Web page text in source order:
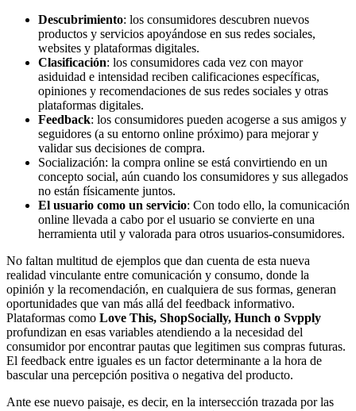
Descubrimiento: los consumidores descubren nuevos
productos y servicios apoyándose en sus redes sociales,
websites y plataformas digitales.
Clasificación: los consumidores cada vez con mayor
asiduidad e intensidad reciben calificaciones específicas,
opiniones y recomendaciones de sus redes sociales y otras
plataformas digitales.
Feedback: los consumidores pueden acogerse a sus amigos y
seguidores (a su entorno online próximo) para mejorar y
validar sus decisiones de compra.
Socialización: la compra online se está convirtiendo en un
concepto social, aún cuando los consumidores y sus allegados
no están físicamente juntos.
El usuario como un servicio: Con todo ello, la comunicación
online llevada a cabo por el usuario se convierte en una
herramienta util y valorada para otros usuarios-consumidores.
No faltan multitud de ejemplos que dan cuenta de esta nueva
realidad vinculante entre comunicación y consumo, donde la
opinión y la recomendación, en cualquiera de sus formas, generan
oportunidades que van más allá del feedback informativo.
Plataformas como Love This, ShopSocially, Hunch o Svpply
profundizan en esas variables atendiendo a la necesidad del
consumidor por encontrar pautas que legitimen sus compras futuras.
El feedback entre iguales es un factor determinante a la hora de
bascular una percepción positiva o negativa del producto.
Ante ese nuevo paisaje, es decir, en la intersección trazada por las